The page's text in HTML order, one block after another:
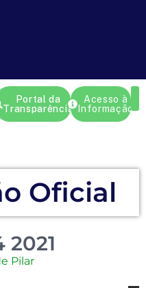
Portal da
Transparência
Acesso à
Informação
Oficial
2021
Pilar